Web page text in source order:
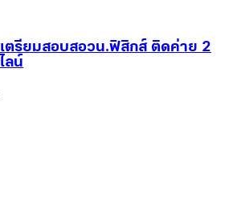
ตรียมสอบสอวน.ฟิสิกส์ ติดค่าย 2
ลน์